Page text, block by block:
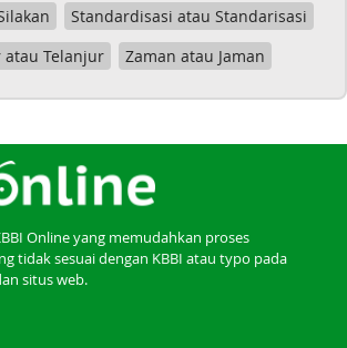
Standardisasi atau Standarisasi
atau Telanjur
Zaman atau Jaman
Online yang memudahkan proses
tidak sesuai dengan KBBI atau typo pada
situs web.